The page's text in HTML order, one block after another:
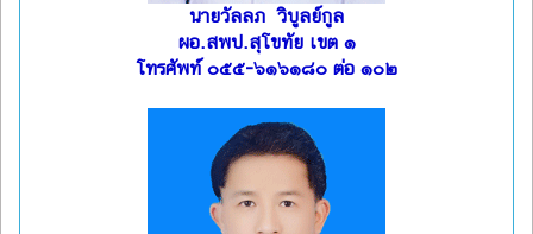
นายวัลลภ วิบูลย์กูล
ผอ.สพป.สุโขทัย เขต ๑
โทรศัพท์ ๐๕๕-๖๑๖๑๘๐ ต่อ ๑๐๒